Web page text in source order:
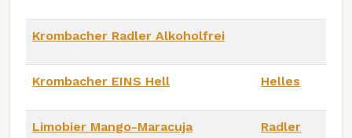
Krombacher Radler Alkoholfrei
Krombacher EINS Hell Helles
Limobier Mango-Maracuja Radler